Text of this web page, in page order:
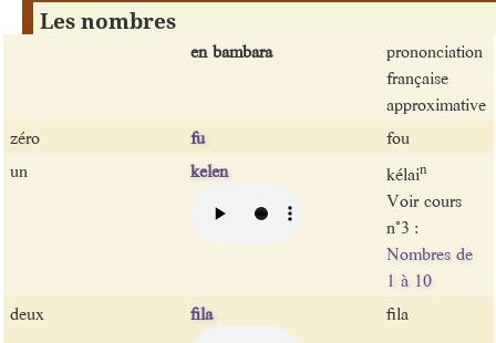
Les nombres
en bambara
prononciation
française
approximative
zéro
fu
fou
un
kelen kélain
Voir cours
n°3 :
Nombres de
1 à 10
deux
fila fila